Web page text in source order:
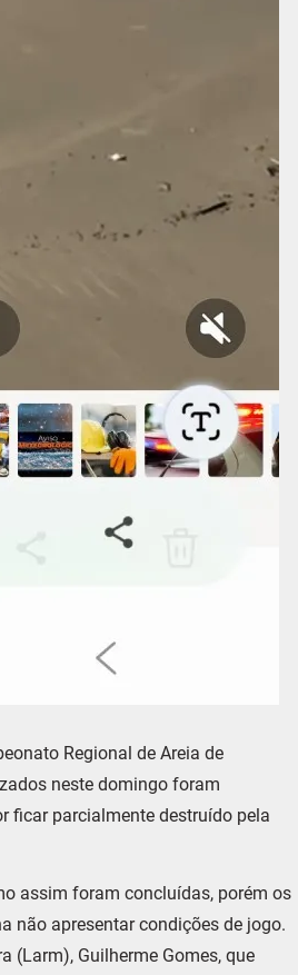
Regional de Areia de
neste domingo foram
ficar parcialmente destruído pela
assim foram concluídas, porém os
não apresentar condições de jogo.
(Larm), Guilherme Gomes, que